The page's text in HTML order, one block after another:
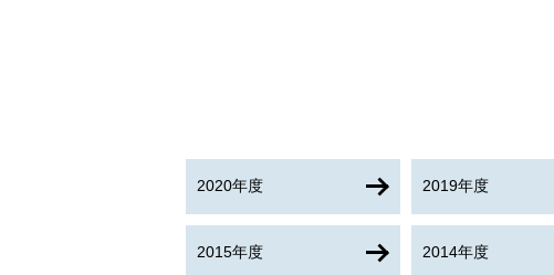
2020年度 2019年度
2015年度 2014年度